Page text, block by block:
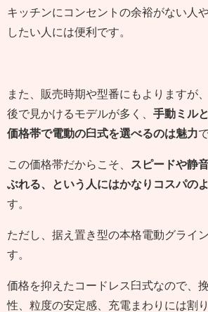
キッチンにコンセントの余裕がない人
したい人には便利です。
また、販売時期や型番にもよりますが
後で見かけるモデルが多く、 手動ミル
価格帯で電動の臼式を選べるのは魅力
この価格帯だからこそ、
スピードや静
ぶれる、という人にはかなりコスパの
す。
ただし、据え置き型の本格電動グライ
す。
価格を抑えたコードレス臼式なので、
性、粒度の安定感、充電まわりには割